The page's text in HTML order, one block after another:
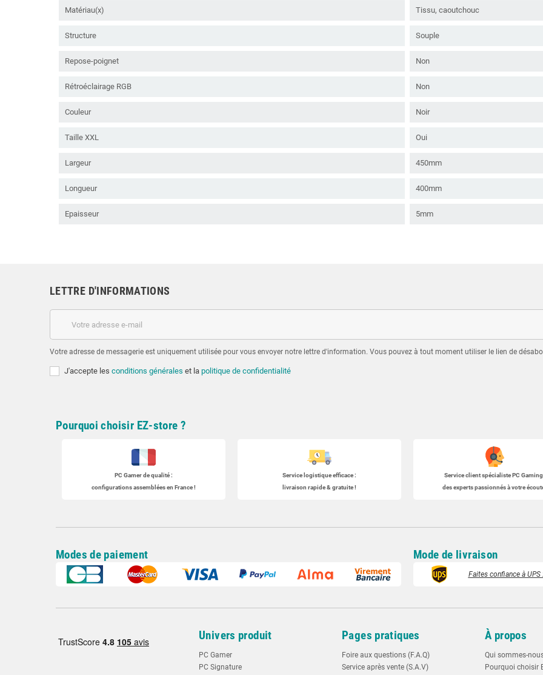
Matériau(x) Tissu, caoutchouc
Structure Souple
Repose-poignet Non
Rétroéclairage RGB Non
Couleur Noir
Taille XXL Oui
Largeur 450mm
Longueur 400mm
Epaisseur 5mm
LETTRE D'INFORMATIONS
Votre adresse de messagerie est uniquement utilisée pour vous envoyer notre lettre d'information. Vous pouvez à tout moment utiliser le lien de
J'accepte les conditions générales et la politique de confidentialité
Pourquoi choisir EZ-store ?
PC Gamerde qualité :
configurations assemblées en France !
Service logistique efficace :
livraison rapide & gratuite !
Service client spécialistePC Gaming
des experts passionnés à votre
Modes de paiement Mode de livraison
Faites confiance à
Univers produit
PC Gamer
PC Signature
Pages pratiques
Foire aux questions (F.A.Q)
Service après vente (S.A.V)
À propos
Qui sommes-
Pourquoi choisir